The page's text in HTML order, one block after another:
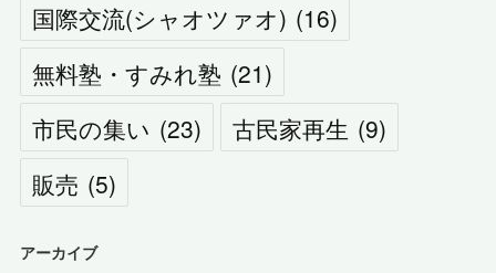
国際交流(シャオツァオ) (16)
無料塾・すみれ塾 (21)
市民の集い (23) 古民家再生 (9)
販売 (5)
アーカイブ